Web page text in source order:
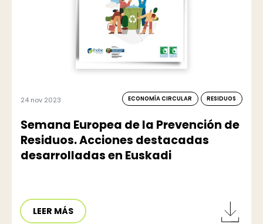
24 nov 2023 ECONOMÍA CIRCULAR RESIDUOS
Semana Europea de la Prevención de
Residuos. Acciones destacadas
desarrolladas en Euskadi
LEER MÁS